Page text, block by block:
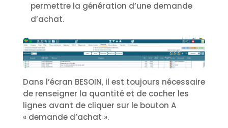
permettre la génération d’une demande
d’achat.
Dans l’écran BESOIN, il est toujours nécessaire
de renseigner la quantité et de cocher les
lignes avant de cliquer sur le bouton A
« demande d’achat ».